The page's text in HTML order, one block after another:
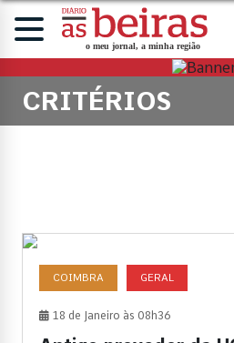
CRITÉRIOS
COIMBRA GERAL
18 de Janeiro às 08h36